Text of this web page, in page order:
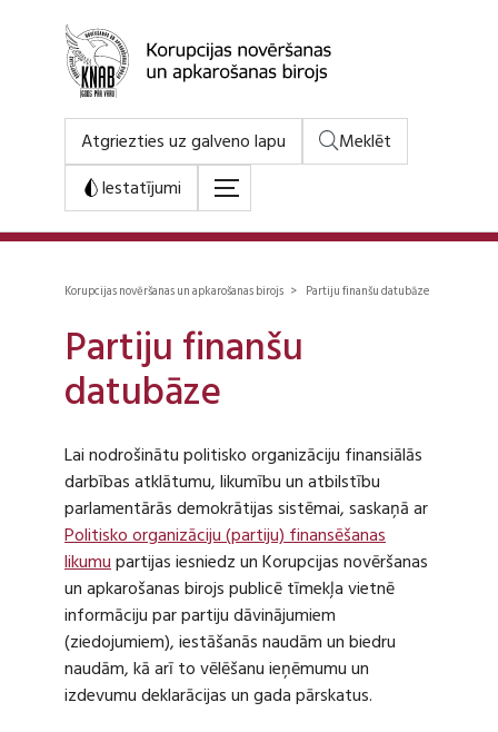
Atgriezties uz galveno lapu
Meklēt
Iestatījumi
Korupcijas novēršanas un apkarošanas birojs > Partiju finanšu datubāze
Partiju finanšu
datubāze
Lai nodrošinātu politisko organizāciju finansiālās
darbības atklātumu, likumību un atbilstību
parlamentārās demokrātijas sistēmai, saskaņā ar
Politisko organizāciju (partiju) finansēšanas
likumupartijas iesniedz un Korupcijas novēršanas
un apkarošanas birojs publicē tīmekļa vietnē
informāciju par partiju dāvinājumiem
(ziedojumiem), iestāšanās naudām un biedru
naudām, kā arī to vēlēšanu ieņēmumu un
izdevumu deklarācijas un gada pārskatus.